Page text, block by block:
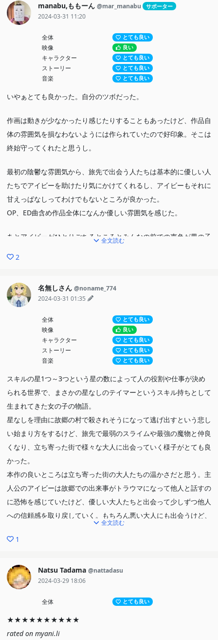
manabu,ももーん @mar_manabu サポーター
2024-03-31 11:20
全体 とても良い
映像 良い
キャラクター とても良い
ストーリー とても良い
音楽 とても良い
いやぁとても良かった。自分のツボだった。
作画は動きが少なかったり感じたりすることもあったけど、作品自
体の雰囲気を損なわないようには作られていたので好印象。そこは
終始守ってくれたと思うし。
最初の陰鬱な雰囲気から、旅先で出会う人たちは基本的に優しい人
たちでアイビーを助けたり気にかけてくれるし、アイビーもそれに
甘えっぱなしってわけでもないところが良かった。
OP、ED曲含め作品全体になんか優しい雰囲気を感じた。
あとアイビーがひとりごちるところとみんなの前での声色が男の子
全文読む
2
名無しさん @noname_774
2024-03-31 01:35
全体 とても良い
映像 良い
キャラクター とても良い
ストーリー とても良い
音楽 とても良い
スキルの星1つ～3つという星の数によって人の役割や仕事が決め
られる世界で、まさかの星なしのテイマーというスキル持ちとして
生まれてきた女の子の物語。
星なしを理由に故郷の村で殺されそうになって逃げ出すという悲し
い始まり方をするけど、旅先で最弱のスライムや最強の魔物と仲良
くなり、立ち寄った街で様々な大人に出会っていく様子がとても良
かった。
本作の良いところは立ち寄った街の大人たちの温かさだと思う。主
人公のアイビーは故郷での出来事がトラウマになって他人と話すの
に恐怖を感じていたけど、優しい大人たちと出会って少しずつ他人
への信頼感を取り戻していく。もちろん悪い大人にも出会うけど、
良い大人と協力しながら問題を解決していったり…。
とにかく全体を通して優しい話だったと思う。こういう雰囲気の作
編も期待したいな。
全文読む
1
Natsu Tadama @nattadasu
2024-03-29 18:06
全体 とても良い
★★★★★★★★★★
rated on myani.li